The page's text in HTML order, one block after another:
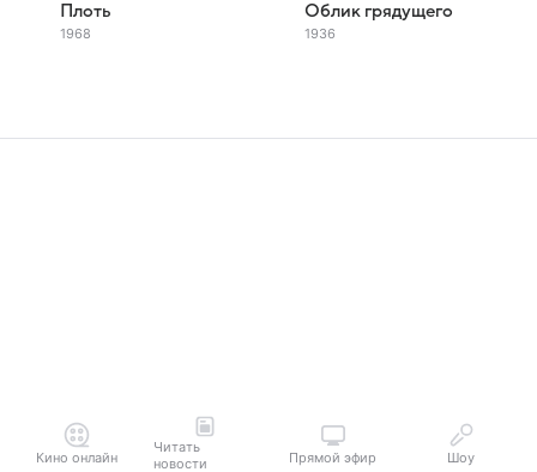
Плоть
1968
Облик грядущего
1936
Кино онлайн
Читать
новости
Прямой эфир Шоу